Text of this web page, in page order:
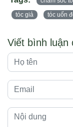
tóc giả
tóc uốn
Viết bình luận